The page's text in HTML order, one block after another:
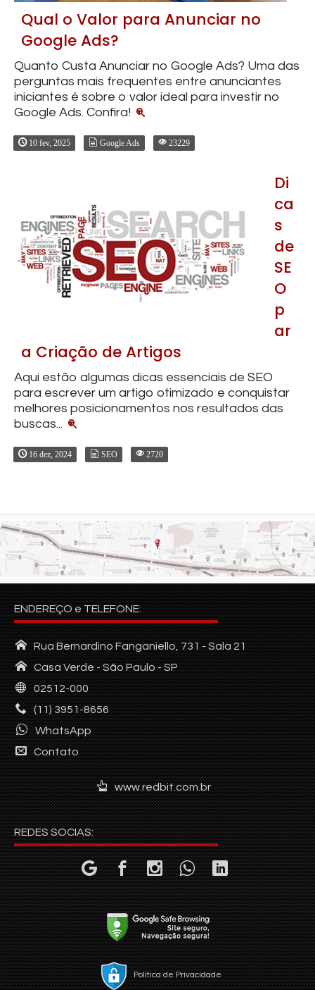
Qual o Valor para Anunciar no
Google Ads?
Quanto Custa Anunciar no Google Ads? Uma das
perguntas mais frequentes entre anunciantes
iniciantes é sobre o valor ideal para investir no
Google Ads. Confira!
10 fev, 2025 Google Ads 23229
Di
ca
s
de
SE
O
p
ar
a Criação de Artigos
Aqui estão algumas dicas essenciais de SEO
para escrever um artigo otimizado e conquistar
melhores posicionamentos nos resultados das
buscas...
16 dez, 2024 SEO 2720
Ver todas as publicações
ENDEREÇO e TELEFONE:
Rua Bernardino Fanganiello, 731 - Sala 21
Casa Verde - São Paulo - SP
02512-000
(11) 3951-8656
WhatsApp
Contato
www.redbit.com.br
REDES SOCIAS:
Política de Privacidade